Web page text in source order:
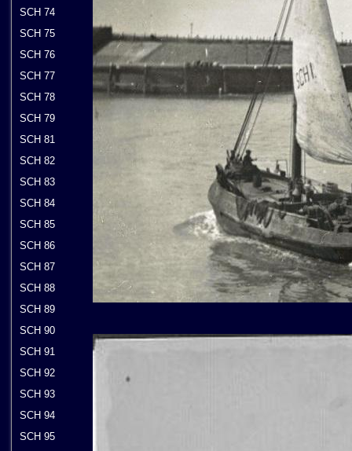
SCH 74
SCH 75
SCH 76
SCH 77
SCH 78
SCH 79
SCH 81
SCH 82
SCH 83
SCH 84
SCH 85
SCH 86
SCH 87
SCH 88
SCH 89
SCH 90
SCH 91
SCH 92
SCH 93
SCH 94
SCH 95